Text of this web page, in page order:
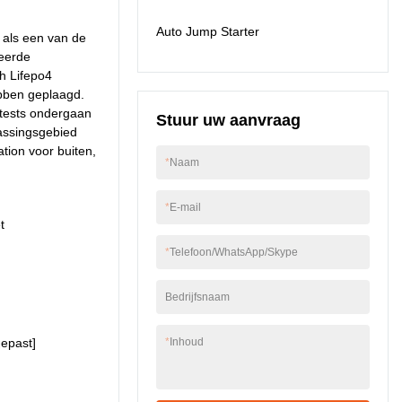
een van de
Lifepo4
geplaagd.
ondergaan
voor buiten,
Storage Container is
Auto Jump Starter
Stuur uw aanvraag
*Naam
*E-mail
*Telefoon/WhatsApp/Skype
Bedrijfsnaam
*Inhoud